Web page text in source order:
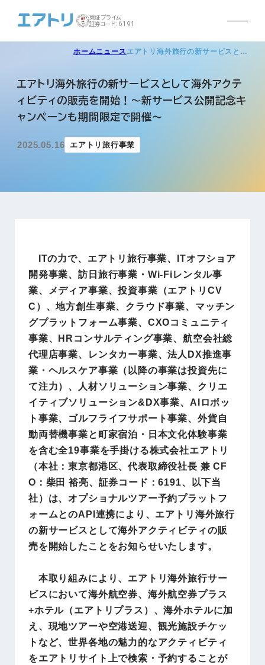
東証プライム
証券コード:6191
ホームニュース エアトリ海外旅行の新サービスと…
エアトリ海外旅行の新サービスとして海外アクテ
ィビティの販売を開始！～新サービス公開記念キ
ャンペーンも期間限定で開催〜
2025.05.16 エアトリ旅行事業
ITの力で、エアトリ旅行事業、ITオフショア
開発事業、訪日旅行事業・Wi-Fiレンタル事
業、メディア事業、投資事業（エアトリCV
C）、地方創生事業、クラウド事業、マッチン
グプラットフォーム事業、CXOコミュニティ
事業、HRコンサルティング事業、航空会社総
代理店事業、レンタカー事業、法人DX推進事
業・ヘルスケア事業（以降の事業は投資先に
て注力）、人材ソリューション事業、クリエ
イティブソリューション&DX事業、AIロボッ
ト事業、ゴルフライフサポート事業、外貨自
動両替機事業と町家宿泊・日本文化体験事業
を含む全19事業を手掛ける株式会社エアトリ
（本社：東京都港区、代表取締役社長 兼 CF
O：柴田 裕亮、証券コード：6191、以下当
社）は、オプショナルツアー予約プラットフ
ォームとのAPI連携により、エアトリ海外旅行
の新サービスとして海外アクティビティの販
売を開始したことをお知らせいたします。
本取り組みにより、エアトリ海外旅行サー
ビスにおいて海外航空券、海外航空券プラス
+ホテル（エアトリプラス）、海外ホテルに加
え、現地ツアーや空港送迎、観光施設チケッ
トなど、世界各地の魅力的なアクティビティ
をエアトリサイト上で検索・予約することが